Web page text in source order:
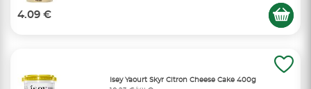
4.09 €
Isey Yaourt Skyr Citron Cheese Cake 400g